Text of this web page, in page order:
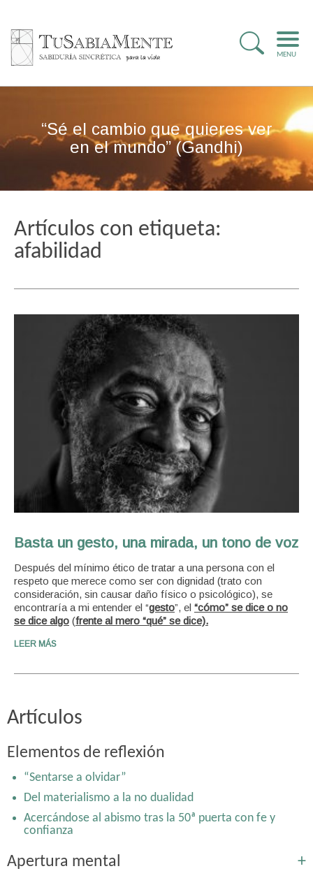
MENU
“Sé el cambio que quieres ver
en el mundo” (Gandhi)
Artículos con etiqueta:
afabilidad
Basta un gesto, una mirada, un tono de voz
Después del mínimo ético de tratar a una persona con el
respeto que merece como ser con dignidad (trato con
consideración, sin causar daño físico o psicológico), se
encontraría a mi entender el “gesto”, el “cómo” se dice o no
se dice algo (frente al mero “qué” se dice).
LEER MÁS
Artículos
Elementos de reflexión
“Sentarse a olvidar”
Del materialismo a la no dualidad
Acercándose al abismo tras la 50ª puerta con fe y
confianza
+
Apertura mental